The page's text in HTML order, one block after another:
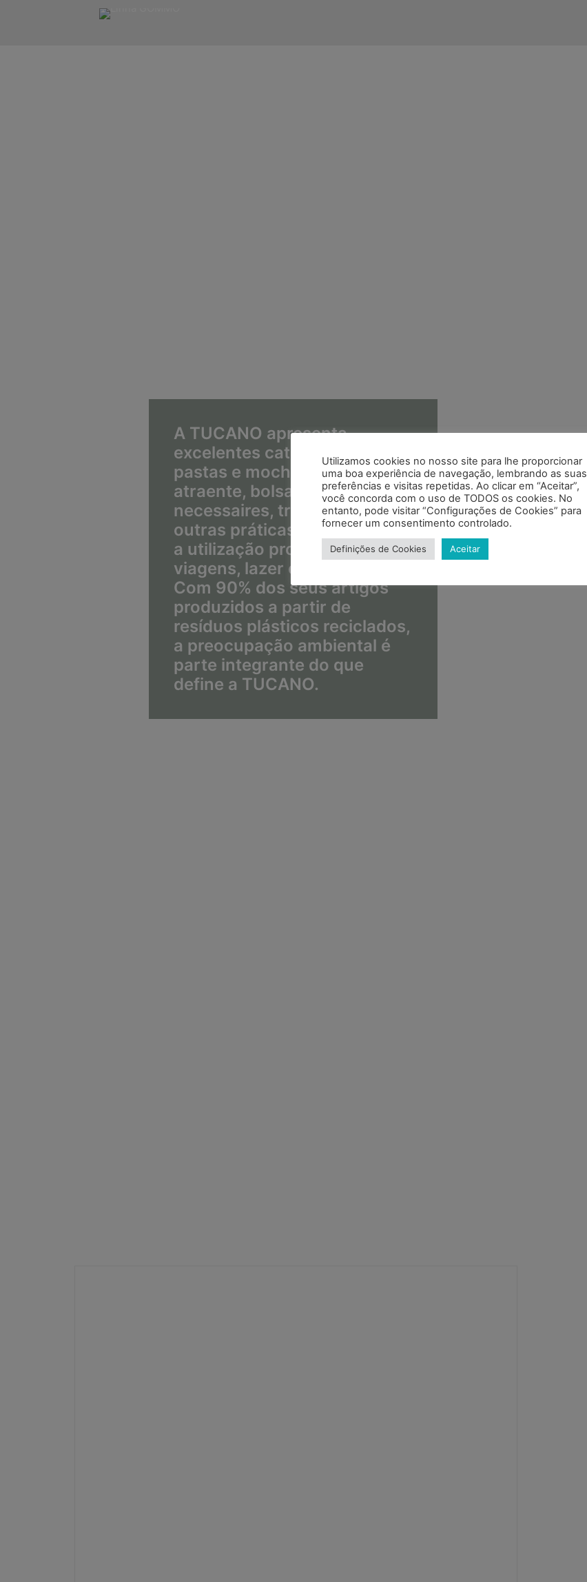
A TUCANO apresenta
excelentes catálogos com
pastas e mochilas de design
atraente, bolsas para livros,
necessaires, trolleys e muitas
outras práticas soluções para
a utilização profissional,
viagens, lazer ou desporto.
Com 90% dos seus artigos
produzidos a partir de
resíduos plásticos reciclados,
a preocupação ambiental é
parte integrante do que
define a TUCANO.
Utilizamos cookies no nosso site para lhe proporcionar
uma boa experiência de navegação, lembrando as suas
preferências e visitas repetidas. Ao clicar em “Aceitar”,
você concorda com o uso de TODOS os cookies. No
entanto, pode visitar “Configurações de Cookies” para
fornecer um consentimento controlado.
Definições de Cookies Aceitar